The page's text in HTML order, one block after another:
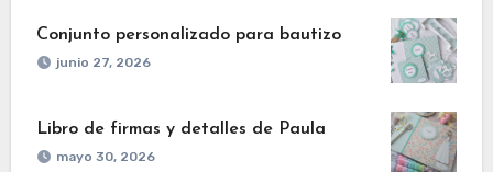
Conjunto personalizado para bautizo
junio 27, 2026
Libro de firmas y detalles de Paula
mayo 30, 2026